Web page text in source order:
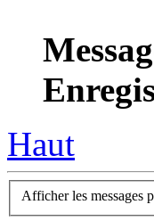
Haut
Afficher les messages